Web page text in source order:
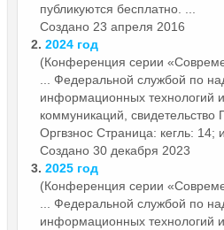
публикуются бесплатно. ...
Создано 23 апреля 2016
2. 2024 год
(Конференция серии
... Федеральной службой по
информационных технологий
коммуникаций,
Оргвзнос Страница: кегль: 14;
Создано 30 декабря 2023
3. 2025 год
(Конференция серии
... Федеральной службой по
информационных технологий